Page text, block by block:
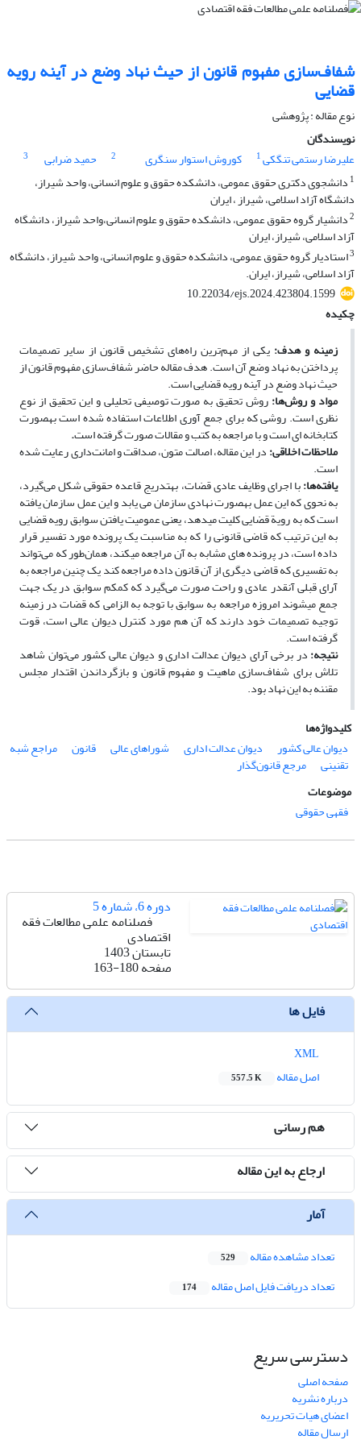
شفاف‌سازی مفهوم قانون از حیث نهاد وضع در آینه رویه
قضایی
نوع مقاله : پژوهشی
نویسندگان
علیرضا رستمی تنگکی1 کوروش استوار سنگری 2 حمید ضرابی
3
1 دانشجوی دکتری حقوق عمومی، دانشکده حقوق و علوم انسانی، واحد شیراز،
دانشگاه آزاد اسلامی، شیراز ، ایران
2دانشیار گروه حقوق عمومی، دانشکده حقوق و علوم انسانی،واحد شیراز، دانشگاه
آزاد اسلامی، شیراز، ایران
3استادیار گروه حقوق عمومی، دانشکده حقوق و علوم انسانی، واحد شیراز، دانشگاه
آزاد اسلامی، شیراز، ایران.
10.22034/ejs.2024.423804.1599
چکیده
زمینه و هدف: یکیاز مهم‌ترین راه‌های تشخیص قانون از سایر تصمیمات
پرداختن به نهاد وضع آن است. هدف مقاله حاضر شفاف‌سازی مفهوم قانون از
حیث نهاد وضع در آینه رویه قضایی است.
مواد و روش‌ها:روش تحقیق به ­صورت توصیفی تحلیلی و این تحقیق از نوع
نظری است. روشی که برای جمع ‏آوری اطلاعات استفاده شده است به­صورت
کتاب­خانه ‏ای است و با مراجعه به کتب و مقالات صورت گرفته است.
ملاحظات اخلاقی:در این مقاله، اصالت متون، صداقت و امانت‌داری رعایت شده
است.
یافته‌ها:با اجرای وظایف عادی قضات، به­تدریج قاعده حقوقی شکل می‌گیرد،
به­ نحوی که این عمل به­صورت نهادی سازمان می­ یابد و این عمل سازمان­ یافته
است که به رویة قضایی کلیت می­دهد، یعنی عمومیت یافتن سوابق رویه قضایی
به این ترتیب که قاضی قانونی را که به مناسبت یک پرونده مورد تفسیر قرار
داده است، در پرونده ­های مشابه به آن مراجعه می­کند، همان‌طور که می‌تواند
به تفسیری که قاضی دیگری از آن قانون داده مراجعه کند یک چنین مراجعه به
آرای قبلی آن­قدر عادی و راحت صورت می‌گیرد که کم­کم سوابق در یک جهت
جمع می­شوند امروزه مراجعه به سوابق با توجه به الزامی که قضات در زمینه
توجیه تصمیمات خود دارند که آن هم مورد کنترل دیوان ‌عالی است، قوت
گرفته است.
نتیجه:در برخی آرای دیوان عدالت اداری و دیوان عالی­ کشور می‌توان شاهد
تلاش برای شفاف‌سازی ماهیت و مفهوم قانون و بازگرداندن اقتدار مجلس
مقننه به این نهاد بود.
کلیدواژه‌ها
دیوان عالی کشور
دیوان عدالت اداری شوراهای عالی قانون مراجع شبه
تقنینی
مرجع قانون‌گذار
موضوعات
فقهی حقوقی
دوره 6، شماره 5
فصلنامه علمی مطالعات فقه
اقتصادی
تابستان 1403
صفحه163-180
فایل ها
اصل مقاله
557.5 K
هم رسانی
ارجاع به این مقاله
آمار
تعداد مشاهده مقاله 529
تعداد دریافت فایل اصل مقاله 174
دسترسی سریع
صفحه اصلی
درباره نشریه
اعضای هیات تحریریه
ارسال مقاله